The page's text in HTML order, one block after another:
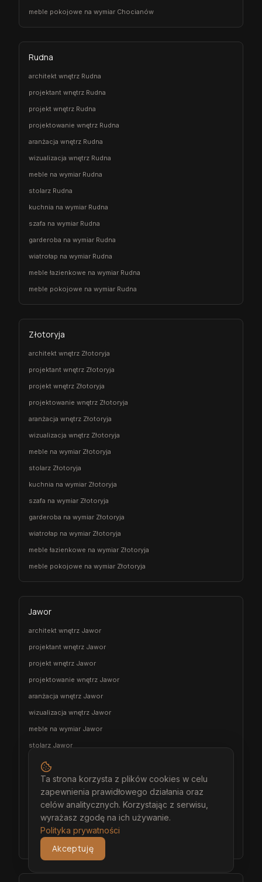
meble pokojowe na wymiar Chocianów
Rudna
architekt wnętrz Rudna
projektant wnętrz Rudna
projekt wnętrz Rudna
projektowanie wnętrz Rudna
aranżacja wnętrz Rudna
wizualizacja wnętrz Rudna
meble na wymiar Rudna
stolarz Rudna
kuchnia na wymiar Rudna
szafa na wymiar Rudna
garderoba na wymiar Rudna
wiatrołap na wymiar Rudna
meble łazienkowe na wymiar Rudna
meble pokojowe na wymiar Rudna
Złotoryja
architekt wnętrz Złotoryja
projektant wnętrz Złotoryja
projekt wnętrz Złotoryja
projektowanie wnętrz Złotoryja
aranżacja wnętrz Złotoryja
wizualizacja wnętrz Złotoryja
meble na wymiar Złotoryja
stolarz Złotoryja
kuchnia na wymiar Złotoryja
szafa na wymiar Złotoryja
garderoba na wymiar Złotoryja
wiatrołap na wymiar Złotoryja
meble łazienkowe na wymiar Złotoryja
meble pokojowe na wymiar Złotoryja
Jawor
architekt wnętrz Jawor
projektant wnętrz Jawor
projekt wnętrz Jawor
projektowanie wnętrz Jawor
aranżacja wnętrz Jawor
wizualizacja wnętrz Jawor
meble na wymiar Jawor
stolarz Jawor
kuchnia na wymiar Jawor
szafa na wymiar Jawor
garderoba na wymiar Jawor
wiatrołap na wymiar Jawor
meble łazienkowe na wymiar Jawor
meble pokojowe na wymiar Jawor
Ta strona korzysta z plików cookies w celu
zapewnienia prawidłowego działania oraz
celów analitycznych. Korzystając z serwisu,
wyrażasz zgodę na ich używanie.
Polityka prywatności
Akceptuję